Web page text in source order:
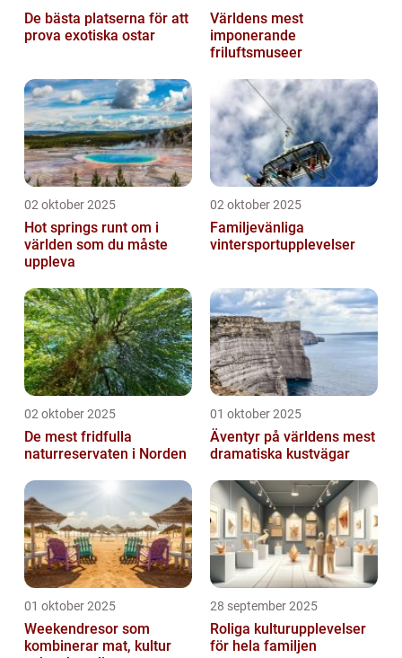
De bästa platserna för att
prova exotiska ostar
Världens mest
imponerande
friluftsmuseer
02 oktober 2025
Hot springs runt om i
världen som du måste
uppleva
02 oktober 2025
Familjevänliga
vintersportupplevelser
02 oktober 2025
De mest fridfulla
naturreservaten i Norden
01 oktober 2025
Äventyr på världens mest
dramatiska kustvägar
01 oktober 2025
Weekendresor som
kombinerar mat, kultur
28 september 2025
Roliga kulturupplevelser
för hela familjen